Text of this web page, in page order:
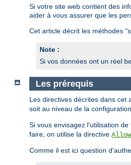
Si votre site web contient des
aider à vous assurer que les
Cet article décrit les méthodes
Note :
Si vos données ont un réel
Les prérequis
Les directives décrites dans cet
soit au niveau de la
Si vous envisagez l'utilisation de
faire, on utilise la directive
Comme il est ici question